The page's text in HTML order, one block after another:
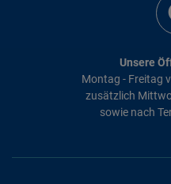
Unsere
Montag - Freitag
zusätzlich
sowie nach